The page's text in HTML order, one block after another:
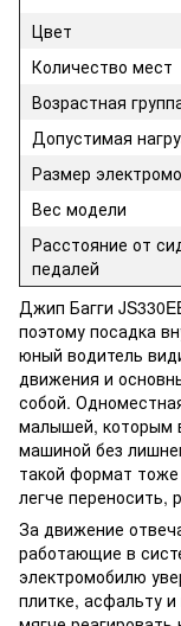
Цвет
Количество мест
Возрастная
Допустимая
Размер
Вес модели
Расстояние от
педалей
Джип Багги
поэтому посадка
юный водитель
движения и
собой.
малышей, которым
машиной без
такой формат
легче переносить,
За движение
работающие в
электромобилю
плитке, асфальту